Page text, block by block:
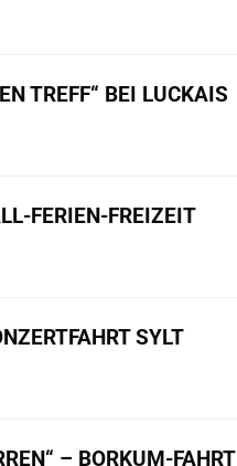
TREFF“ BEI LUCKAIS
FERIEN-FREIZEIT
SYLT
– BORKUM-FAHRT